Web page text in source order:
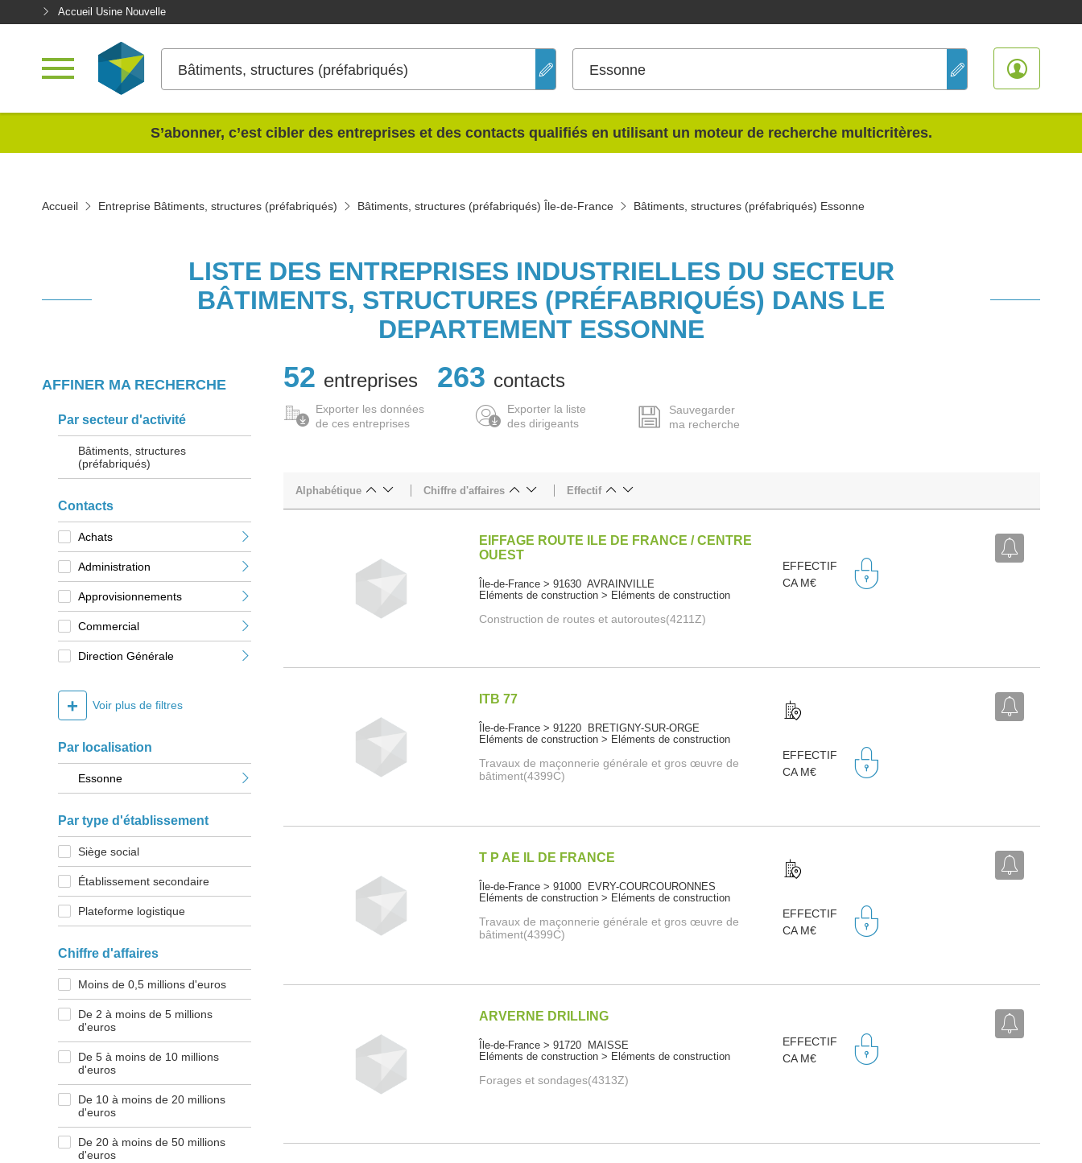
Accueil Usine Nouvelle
Bâtiments, structures (préfabriqués) Essonne
S’abonner, c’est cibler des entreprises et des contacts qualifiés en utilisant un moteur de recherche multicritères.
Accueil Entreprise Bâtiments, structures (préfabriqués) Bâtiments, structures (préfabriqués) Île-de-France Bâtiments, structures (préfabriqués) Essonne
LISTE DES ENTREPRISES INDUSTRIELLES DU SECTEUR
BÂTIMENTS, STRUCTURES (PRÉFABRIQUÉS) DANS LE
DEPARTEMENT ESSONNE
AFFINER MA RECHERCHE
Par secteur d'activité
Bâtiments, structures
(préfabriqués)
Contacts
Achats
Administration
Approvisionnements
Commercial
Direction Générale
+ Voir plus de filtres
Par localisation
Essonne
Par type d'établissement
Siège social
Établissement secondaire
Plateforme logistique
Chiffre d'affaires
Moins de 0,5 millions d'euros
De 2 à moins de 5 millions
d'euros
De 5 à moins de 10 millions
d'euros
De 10 à moins de 20 millions
d'euros
De 20 à moins de 50 millions
d'euros
52 entreprises 263 contacts
Exporter les données
de ces entreprises
Exporter la liste
des dirigeants
Sauvegarder
ma recherche
Alphabétique Chiffre d'affaires Effectif
EIFFAGE ROUTE ILE DE FRANCE / CENTRE
OUEST
Île-de-France > 91630 AVRAINVILLE
Eléments de construction > Eléments de construction
Construction de routes et autoroutes(4211Z)
EFFECTIF
CA M€
ITB 77
Île-de-France > 91220 BRETIGNY-SUR-ORGE
Eléments de construction > Eléments de construction
Travaux de maçonnerie générale et gros œuvre de
bâtiment(4399C)
EFFECTIF
CA M€
T P AE IL DE FRANCE
Île-de-France > 91000 EVRY-COURCOURONNES
Eléments de construction > Eléments de construction
Travaux de maçonnerie générale et gros œuvre de
bâtiment(4399C)
EFFECTIF
CA M€
ARVERNE DRILLING
Île-de-France > 91720 MAISSE
Eléments de construction > Eléments de construction
Forages et sondages(4313Z)
EFFECTIF
CA M€